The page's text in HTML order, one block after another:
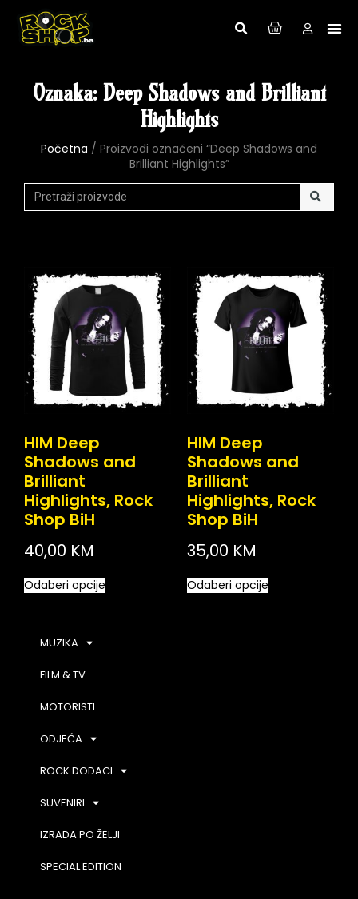
Oznaka: Deep Shadows and Brilliant
Highlights
Početna / Proizvodi označeni “Deep Shadows and
Brilliant Highlights”
HIM Deep
Shadows and
Brilliant
Highlights, Rock
Shop BiH
40,00 KM
Odaberi opcije
HIM Deep
Shadows and
Brilliant
Highlights, Rock
Shop BiH
35,00 KM
Odaberi opcije
MUZIKA
FILM & TV
MOTORISTI
ODJEĆA
ROCK DODACI
SUVENIRI
IZRADA PO ŽELJI
SPECIAL EDITION